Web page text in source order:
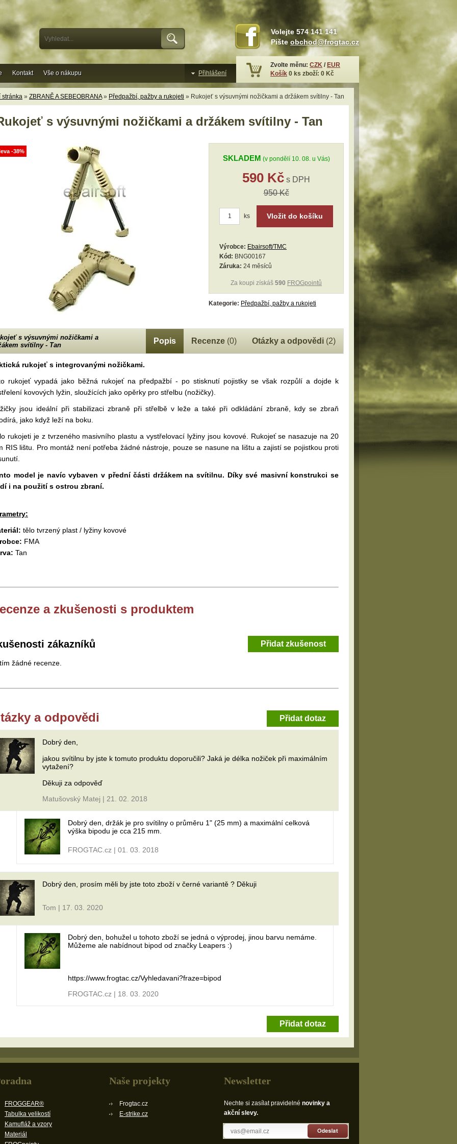
stránka » ZBRANĚ A SEBEOBRANA» Předpažbí, pažby a rukojeti » Rukojeť s výsuvnými nožičkami a držákem svítilny - Tan
s výsuvnými nožičkami a držákem svítilny - Tan
-38%
SKLADEM (v pondělí 10. 08. u Vás)
590 Kč s DPH
950 Kč
ks Vložit do košíku
Výrobce: Ebairsoft/TMC
Kód: BNG00167
Záruka: 24 měsíců
Za koupi získáš 590 FROGpointů
Kategorie: Předpažbí, pažby a rukojeti
s výsuvnými nožičkami a
svítilny - Tan
Popis Recenze(0) Otázky a odpovědi(2)
rukojeť s integrovanými nožičkami.
rukojeť vypadá jako běžná rukojeť na předpažbí - po stisknutí pojistky se však rozpůlí a dojde k
kovových lyžin, sloužících jako opěrky pro střelbu (nožičky).
jsou ideální při stabilizaci zbraně při střelbě v leže a také při odkládání zbraně, kdy se zbraň
jako když leží na boku.
rukojeti je z tvrzeného masivního plastu a vystřelovací lyžiny jsou kovové. Rukojeť se nasazuje na 20
RIS lištu. Pro montáž není potřeba žádné nástroje, pouze se nasune na lištu a zajistí se pojistkou proti
model je navíc vybaven v přední části držákem na svítilnu. Díky své masivní konstrukci se
i na použití s ostrou zbraní.
tělo tvrzený plast / lyžiny kovové
FMA
Tan
a zkušenosti s produktem
Přidat zkušenost
zákazníků
žádné recenze.
Přidat dotaz
a odpovědi
Dobrý den,
jakou svítilnu by jste k tomuto produktu doporučili? Jaká je délka nožiček při maximálním
vytažení?
Děkuji za odpověď
Matušovský Matej | 21. 02. 2018
Dobrý den, držák je pro svítilny o průměru 1" (25 mm) a maximální celková
výška bipodu je cca 215 mm.
FROGTAC.cz | 01. 03. 2018
Dobrý den, prosím měli by jste toto zboží v černé variantě ? Děkuji
Tom | 17. 03. 2020
Dobrý den, bohužel u tohoto zboží se jedná o výprodej, jinou barvu nemáme.
Můžeme ale nabídnout bipod od značky Leapers :)
https://www.frogtac.cz/Vyhledavani?fraze=bipod
FROGTAC.cz | 18. 03. 2020
Přidat dotaz
Kontakt Vše o nákupu Přihlášení
Volejte 574 141 141
Pište obchod@frogtac.cz
Zvolte měnu: CZK / EUR
Košík 0 ks zboží: 0 Kč
FROGGEAR®
Tabulka velikostí
Kamufláž a vzory
Materiál
Naše projekty
Frogtac.cz
E-strike.cz
Newsletter
Nechte si zasílat pravidelné novinky a
akční slevy.